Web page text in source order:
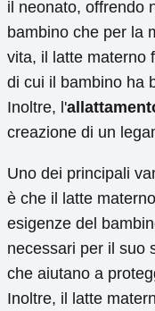
il neonato, offrendo
bambino che per la
vita, il latte materno
di cui il bambino ha
Inoltre, l'
creazione di un
Uno dei principali
è che il latte
esigenze del
necessari per il suo
che aiutano a
Inoltre, il latte